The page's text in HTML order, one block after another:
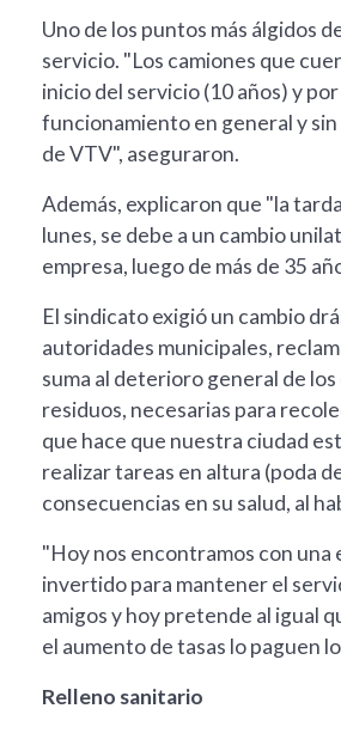
Uno de los puntos más álgidos
servicio. "Los camiones que
inicio del servicio (10 años) y
funcionamiento en general y
de VTV", aseguraron.
Además, explicaron que "la
lunes, se debe a un cambio
empresa, luego de más de 35
El sindicato exigió un cambio
autoridades municipales,
suma al deterioro general de
residuos, necesarias para
que hace que nuestra ciudad
realizar tareas en altura (poda
consecuencias en su salud, al
"Hoy nos encontramos con una
invertido para mantener el
amigos y hoy pretende al igual
el aumento de tasas lo paguen
Relleno sanitario